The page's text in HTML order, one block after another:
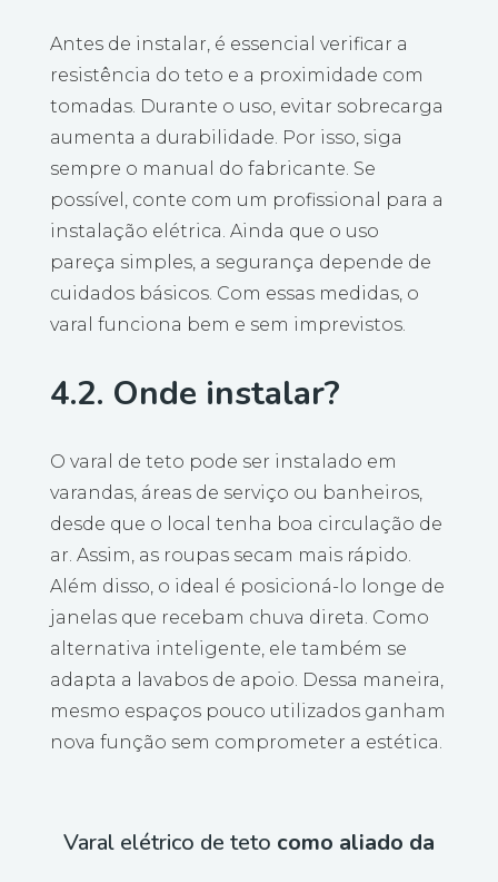
Antes de instalar, é essencial verificar a
resistência do teto e a proximidade com
tomadas. Durante o uso, evitar sobrecarga
aumenta a durabilidade. Por isso, siga
sempre o manual do fabricante. Se
possível, conte com um profissional para a
instalação elétrica. Ainda que o uso
pareça simples, a segurança depende de
cuidados básicos. Com essas medidas, o
varal funciona bem e sem imprevistos.
4.2. Onde instalar?
O varal de teto pode ser instalado em
varandas, áreas de serviço ou banheiros,
desde que o local tenha boa circulação de
ar. Assim, as roupas secam mais rápido.
Além disso, o ideal é posicioná-lo longe de
janelas que recebam chuva direta. Como
alternativa inteligente, ele também se
adapta a lavabos de apoio. Dessa maneira,
mesmo espaços pouco utilizados ganham
nova função sem comprometer a estética.
Varal elétrico de teto como aliado da